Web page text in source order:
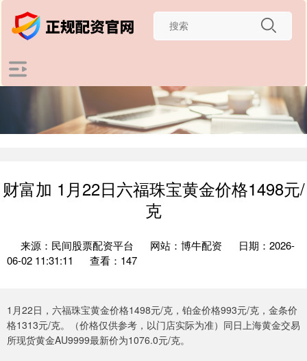
财富加 1月22日六福珠宝黄金价格1498元/
克
来源：民间股票配资平台 网站：博牛配资
日期：2026-
06-02 11:31:11
查看：147
1月22日，六福珠宝黄金价格1498元/克，铂金价格993元/克，金条价
格1313元/克。（价格仅供参考，以门店实际为准）同日上海黄金交易
所现货黄金AU9999最新价为1076.0元/克。